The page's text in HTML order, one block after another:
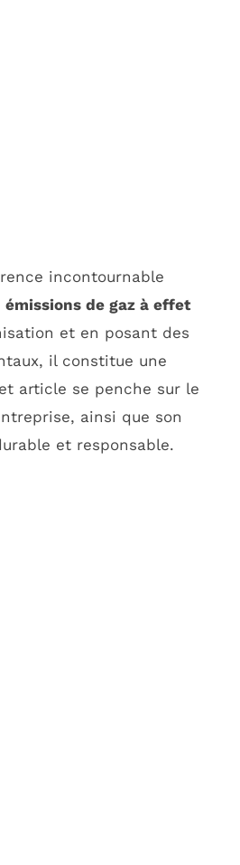
incontournable
émissions de gaz à effet
et en posant des
il constitue une
article se penche sur le
ainsi que son
et responsable.